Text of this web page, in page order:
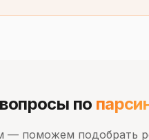
по
— поможем подобрать